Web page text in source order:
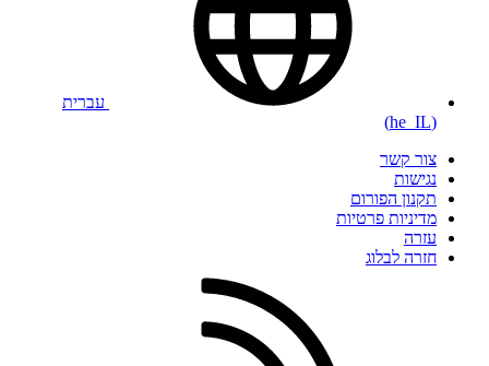
עברית
(he_IL)
צור קשר
נגישות
תקנון הפורום
מדיניות פרטיות
עזרה
חזרה לבלוג